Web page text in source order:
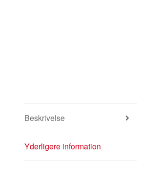
Beskrivelse
Yderligere information